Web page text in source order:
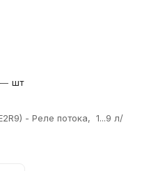
— шт
- Реле потока, 1...9 л/